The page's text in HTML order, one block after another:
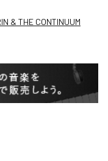
& THE CONTINUUM